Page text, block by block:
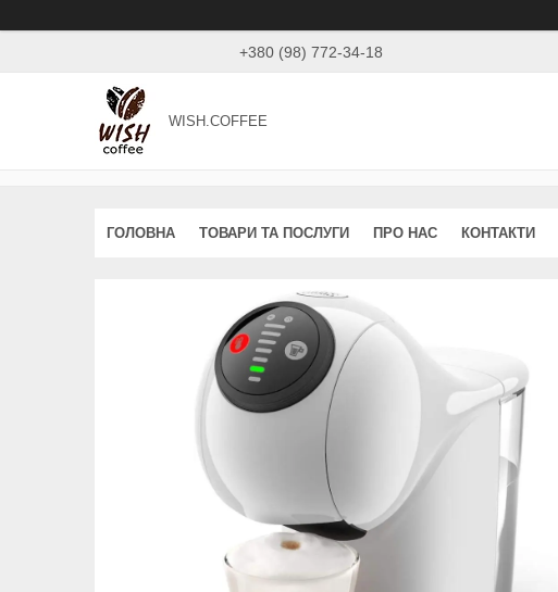
+380 (98) 772-34-18
WISH.COFFEE
ГОЛОВНА ТОВАРИ ТА ПОСЛУГИ ПРО НАС КОНТАКТИ